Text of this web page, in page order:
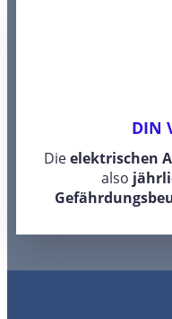
DIN
Dieelektrischen
also